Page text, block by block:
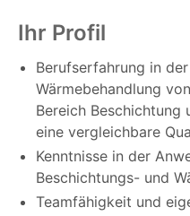
Ihr Profil
Berufserfahrung in
Wärmebehandlung
Bereich Beschichtung
eine vergleichbare
Kenntnisse in der
Beschichtungs- und
Teamfähigkeit und